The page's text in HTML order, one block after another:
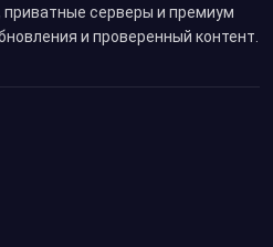
серверы и премиум
и проверенный контент.